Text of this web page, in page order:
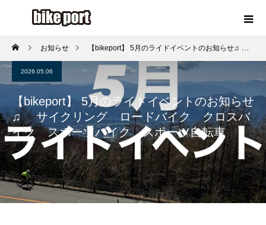
お知らせ 【bikeport】 5月のライドイベントのお知らせ♫ サイクリング ロードバイク クロスバイク スポーツバイク スポーツ自転車
2026.05.06
【bikeport】 5月のライドイベントのお知らせ
♫ サイクリング ロードバイク クロスバ
イク スポーツバイク スポーツ自転車